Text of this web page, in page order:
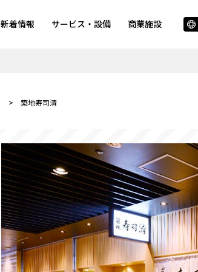
新着情報 サービス・設備 商業施設
築地寿司清